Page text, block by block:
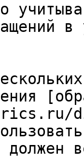
в
должен